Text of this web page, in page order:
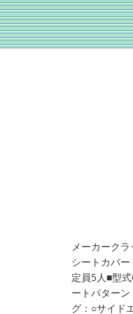
メーカーク
シートカバ
定員5人■型
ートパター
グ：○サイド